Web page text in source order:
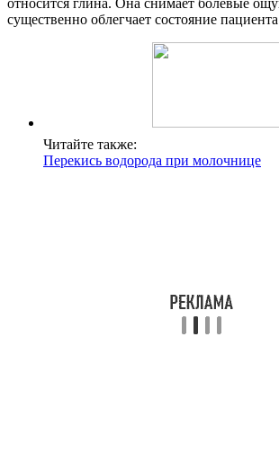
относится глина. Она снимает болевые
существенно облегчает состояние
Читайте также:
Перекись водорода при молочнице